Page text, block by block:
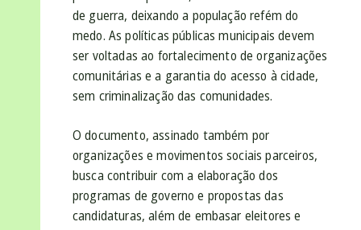
de guerra, deixando a população refém do
medo. As políticas públicas municipais devem
ser voltadas ao fortalecimento de organizações
comunitárias e a garantia do acesso à cidade,
sem criminalização das comunidades.
O documento, assinado também por
organizações e movimentos sociais parceiros,
busca contribuir com a elaboração dos
programas de governo e propostas das
candidaturas, além de embasar eleitores e